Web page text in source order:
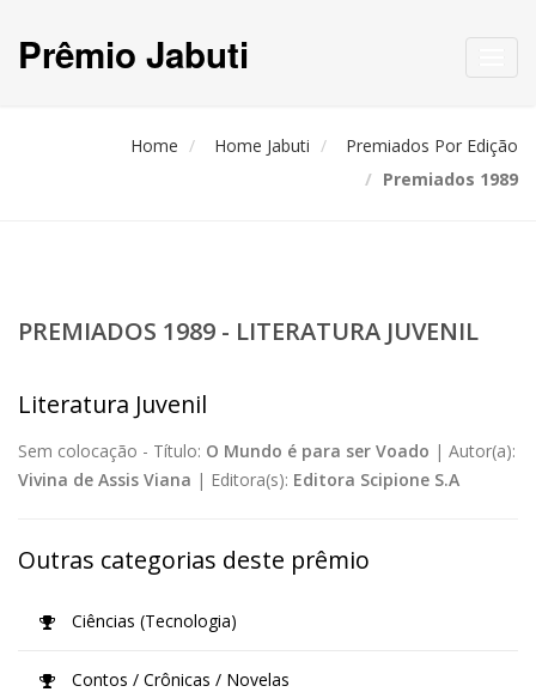
Prêmio Jabuti
Home Home Jabuti
Premiados Por Edição
Premiados 1989
PREMIADOS 1989 - LITERATURA JUVENIL
Literatura Juvenil
Sem colocação - Título: O Mundo é para ser Voado | Autor(a):
Vivina de Assis Viana | Editora(s): Editora Scipione S.A
Outras categorias deste prêmio
Ciências (Tecnologia)
Contos / Crônicas / Novelas